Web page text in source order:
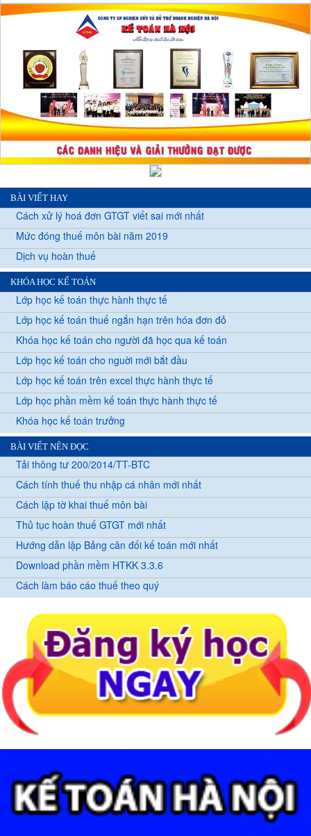
BÀI VIẾT HAY
Cách xử lý hoá đơn GTGT viết sai mới nhất
Mức đóng thuế môn bài năm 2019
Dịch vụ hoàn thuế
KHÓA HỌC KẾ TOÁN
Lớp học kế toán thực hành thực tế
Lớp học kế toán thuế ngắn hạn trên hóa đơn đỏ
Khóa học kế toán cho người đã học qua kế toán
Lớp học kế toán cho nguời mới bắt đầu
Lớp học kế toán trên excel thực hành thực tế
Lớp học phần mềm kế toán thực hành thực tế
Khóa học kế toán trưởng
BÀI VIẾT NÊN ĐỌC
Tải thông tư 200/2014/TT-BTC
Cách tính thuế thu nhập cá nhân mới nhất
Cách lập tờ khai thuế môn bài
Thủ tục hoàn thuế GTGT mới nhất
Hướng dẫn lập Bảng cân đối kế toán mới nhất
Download phần mềm HTKK 3.3.6
Cách làm báo cáo thuế theo quý